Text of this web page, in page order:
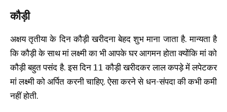
कौड़ी
अक्षय तृतीया के दिन कौड़ी खरीदना बेहद शुभ माना जाता है. मान्यता है
कि कौड़ी के साथ मां लक्ष्मी का भी आपके घर आगमन होता क्योंकि मां को
कौड़ी बहुत पसंद है. इस दिन 11 कौड़ी खरीदकर लाल कपड़े में लपेटकर
मां लक्ष्मी को अर्पित करनी चाहिए. ऐसा करने से धन-संपदा की कभी कमी
नहीं होती.